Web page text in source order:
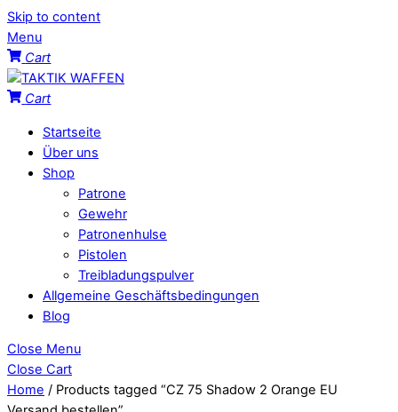
Skip to content
Menu
Cart
Cart
Startseite
Über uns
Shop
Patrone
Gewehr
Patronenhulse
Pistolen
Treibladungspulver
Allgemeine Geschäftsbedingungen
Blog
Close Menu
Close Cart
Home / Products tagged “CZ 75 Shadow 2 Orange EU